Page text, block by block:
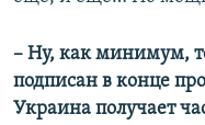
– Ну, как минимум,
подписан в конце
Украина получает